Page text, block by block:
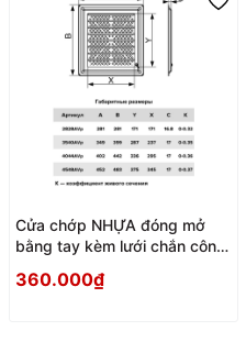
Cửa chớp NHỰA đóng mở
bằng tay kèm lưới chắn côn
360.000₫